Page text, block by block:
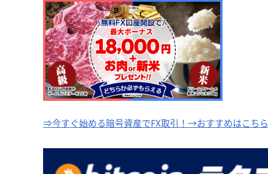
⇒今すぐ始める暗号資産でFX取引！→おすすめはこちら